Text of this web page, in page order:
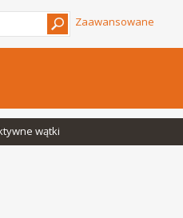
Zaawansowane
wątki